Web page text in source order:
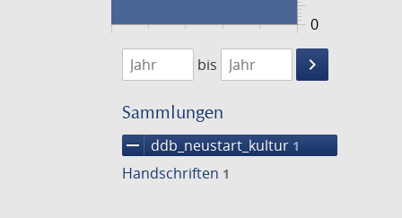
0
1474
1475
bis
keyboard_arrow_right
Suche
Sammlungen
remove ddb_neustart_kultur 1
Handschriften 1